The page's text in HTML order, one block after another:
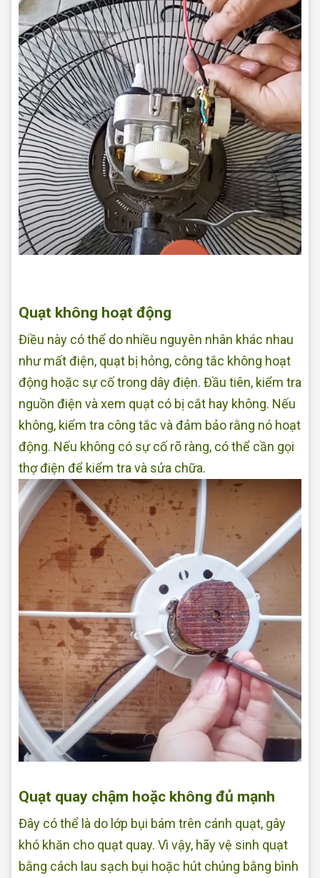
Quạt không hoạt động
Điều này có thể do nhiều nguyên nhân khác nhau
như mất điện, quạt bị hỏng, công tắc không hoạt
động hoặc sự cố trong dây điện. Đầu tiên, kiểm tra
nguồn điện và xem quạt có bị cắt hay không. Nếu
không, kiểm tra công tắc và đảm bảo rằng nó hoạt
động. Nếu không có sự cố rõ ràng, có thể cần gọi
thợ điện để kiểm tra và sửa chữa.
Quạt quay chậm hoặc không đủ mạnh
Đây có thể là do lớp bụi bám trên cánh quạt, gây
khó khăn cho quạt quay. Vì vậy, hãy vệ sinh quạt
bằng cách lau sạch bụi hoặc hút chúng bằng bình